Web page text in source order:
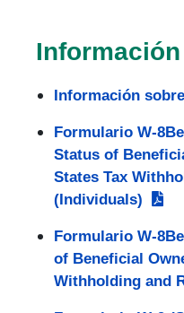
Información
Formulario W-
Status of
States Tax
(Individuals)
Formulario W-
of Beneficial
Withholding and